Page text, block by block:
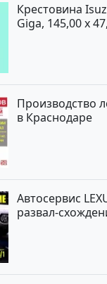
Крестовина
Giga, 145,00 x
Производство
в Краснодаре
Автосервис
развал-